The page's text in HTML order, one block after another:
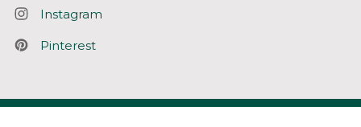
Instagram
Pinterest